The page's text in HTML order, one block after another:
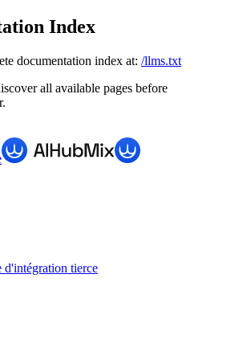
Index
documentation index at: /llms.txt
all available pages before
d'intégration tierce